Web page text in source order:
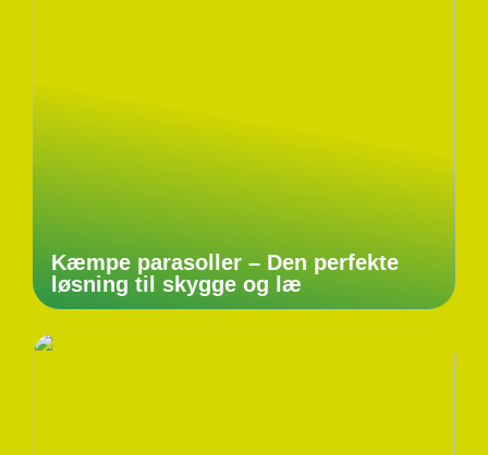
Kæmpe parasoller – Den perfekte
løsning til skygge og læ